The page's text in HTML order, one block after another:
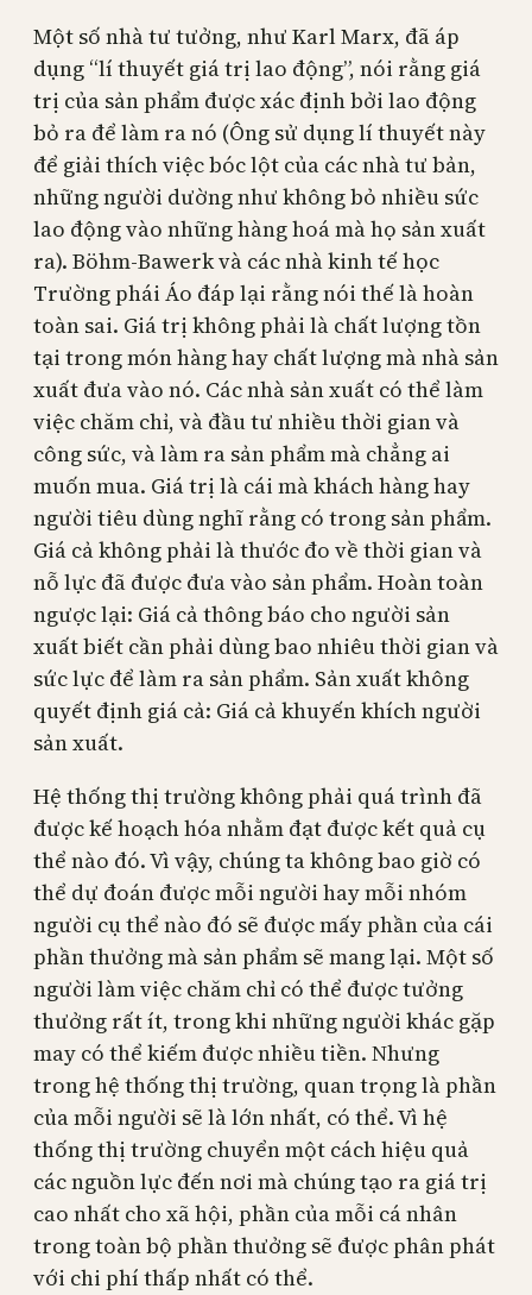
Một số nhà tư tưởng, như Karl Marx, đã áp
dụng “lí thuyết giá trị lao động”, nói rằng giá
trị của sản phẩm được xác định bởi lao động
bỏ ra để làm ra nó (Ông sử dụng lí thuyết này
để giải thích việc bóc lột của các nhà tư bản,
những người dường như không bỏ nhiều sức
lao động vào những hàng hoá mà họ sản xuất
ra). Böhm-Bawerk và các nhà kinh tế học
Trường phái Áo đáp lại rằng nói thế là hoàn
toàn sai. Giá trị không phải là chất lượng tồn
tại trong món hàng hay chất lượng mà nhà sản
xuất đưa vào nó. Các nhà sản xuất có thể làm
việc chăm chỉ, và đầu tư nhiều thời gian và
công sức, và làm ra sản phẩm mà chẳng ai
muốn mua. Giá trị là cái mà khách hàng hay
người tiêu dùng nghĩ rằng có trong sản phẩm.
Giá cả không phải là thước đo về thời gian và
nỗ lực đã được đưa vào sản phẩm. Hoàn toàn
ngược lại: Giá cả thông báo cho người sản
xuất biết cần phải dùng bao nhiêu thời gian và
sức lực để làm ra sản phẩm. Sản xuất không
quyết định giá cả: Giá cả khuyến khích người
sản xuất.
Hệ thống thị trường không phải quá trình đã
được kế hoạch hóa nhằm đạt được kết quả cụ
thể nào đó. Vì vậy, chúng ta không bao giờ có
thể dự đoán được mỗi người hay mỗi nhóm
người cụ thể nào đó sẽ được mấy phần của cái
phần thưởng mà sản phẩm sẽ mang lại. Một số
người làm việc chăm chỉ có thể được tưởng
thưởng rất ít, trong khi những người khác gặp
may có thể kiếm được nhiều tiền. Nhưng
trong hệ thống thị trường, quan trọng là phần
của mỗi người sẽ là lớn nhất, có thể. Vì hệ
thống thị trường chuyển một cách hiệu quả
các nguồn lực đến nơi mà chúng tạo ra giá trị
cao nhất cho xã hội, phần của mỗi cá nhân
trong toàn bộ phần thưởng sẽ được phân phát
với chi phí thấp nhất có thể.